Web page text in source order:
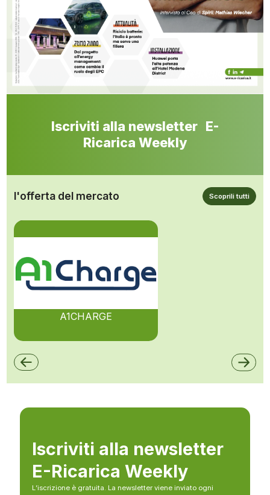
Iscriviti alla newsletter E-
Ricarica Weekly
l'offerta del mercato Scoprili tutti
A1CHARGE
Iscriviti alla newsletter
E-Ricarica Weekly
L’iscrizione è gratuita. La newsletter viene inviato ogni